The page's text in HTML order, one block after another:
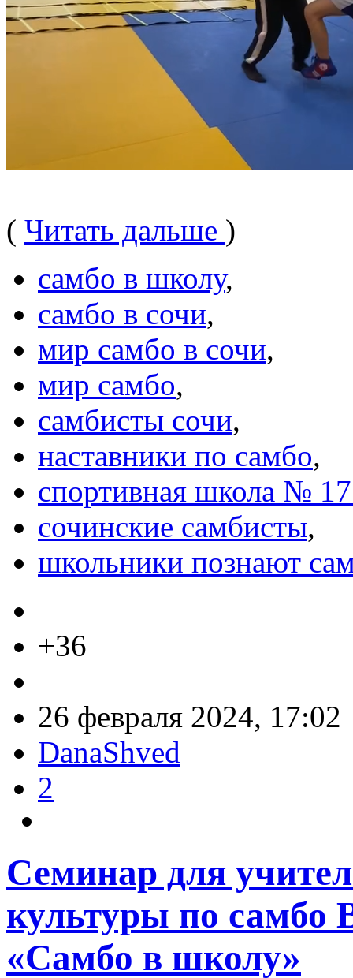
( Читать дальше )
самбо в школу,
самбо в сочи,
мир самбо в сочи,
мир самбо,
самбисты сочи,
наставники по самбо,
спортивная школа №
сочинские самбисты,
школьники познают
+36
26 февраля 2024, 17:02
DanaShved
2
Семинар для
культуры по самбо
«Самбо в школу»